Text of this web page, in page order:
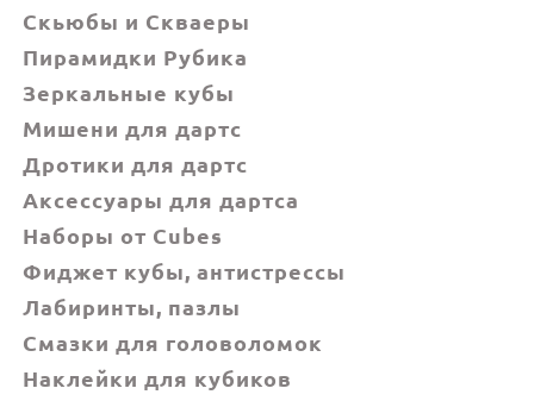
Скьюбы и Скваеры
Пирамидки Рубика
Зеркальные кубы
Мишени для дартс
Дротики для дартс
Аксессуары для дартса
Наборы от Cubes
Фиджет кубы, антистрессы
Лабиринты, пазлы
Смазки для головоломок
Наклейки для кубиков